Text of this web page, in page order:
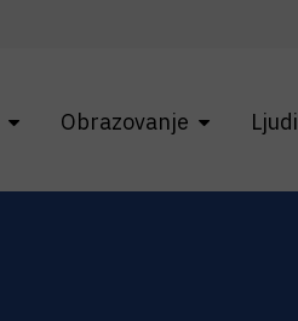
Obrazovanje Ljudi